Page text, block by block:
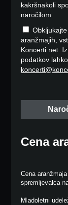
kakršnakoli
naročilom.
aranžmajih,
Koncerti.net.
podatkov
Cena
Cena
spremljevalca
Mladoletni